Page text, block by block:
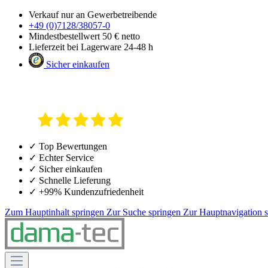
Verkauf nur an Gewerbetreibende
+49 (0)7128/38057-0
Mindestbestellwert 50 € netto
Lieferzeit bei Lagerware 24-48 h
Sicher einkaufen
✓ Top Bewertungen
✓ Echter Service
✓ Sicher einkaufen
✓ Schnelle Lieferung
✓ +99% Kundenzufriedenheit
Zum Hauptinhalt springen Zur Suche springen Zur Hauptnavigation